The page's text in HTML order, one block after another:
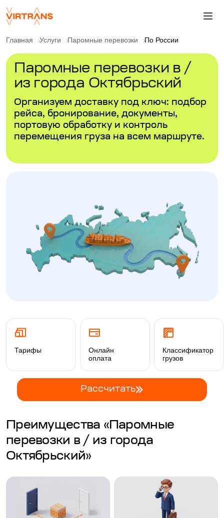
Главная Услуги Паромные перевозки По России
Паромные перевозки в /
из города Октябрьский
Организуем доставку под ключ: подбор
рейса, бронирование, документы,
портовую обработку и контроль
перемещения груза на всем маршруте.
Тарифы
Онлайн
оплата
Классификатор
грузов
Рассчитать
Преимущества «Паромные
перевозки в / из города
Октябрьский»